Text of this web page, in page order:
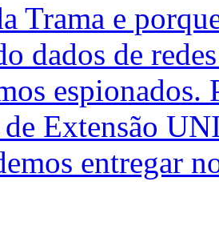
Trama e
dados de
espionados.
de Extensão
entregar